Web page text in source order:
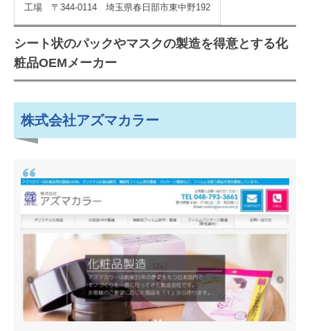
工場 〒344-0114 埼玉県春日部市東中野192
シート状のパックやマスクの製造を得意とする化
粧品OEMメーカー
株式会社アズマカラー